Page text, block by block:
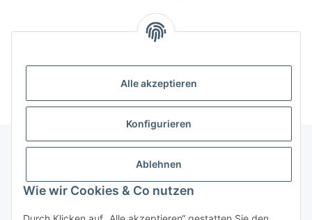
Alle akzeptieren
Konfigurieren
Ablehnen
Wie wir Cookies & Co nutzen
Gesetzliche Informationen